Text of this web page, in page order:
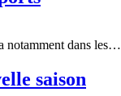
notamment dans les…
saison